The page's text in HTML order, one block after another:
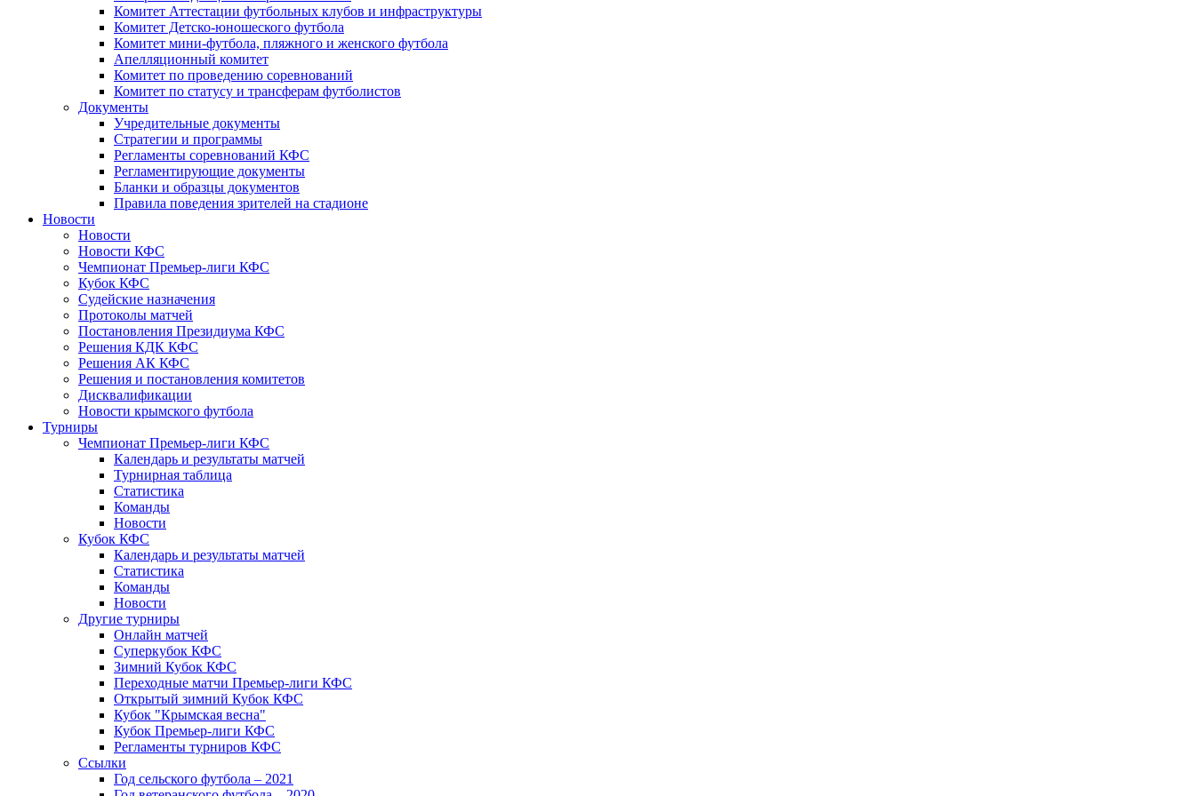
Комитет Аттестации футбольных клубов и инфраструктуры
Комитет Детско-юношеского футбола
Комитет мини-футбола, пляжного и женского футбола
Апелляционный комитет
Комитет по проведению соревнований
Комитет по статусу и трансферам футболистов
Документы
Учредительные документы
Стратегии и программы
Регламенты соревнований КФС
Регламентирующие документы
Бланки и образцы документов
Правила поведения зрителей на стадионе
Новости
Новости
Новости КФС
Чемпионат Премьер-лиги КФС
Кубок КФС
Судейские назначения
Протоколы матчей
Постановления Президиума КФС
Решения КДК КФС
Решения АК КФС
Решения и постановления комитетов
Дисквалификации
Новости крымского футбола
Турниры
Чемпионат Премьер-лиги КФС
Календарь и результаты матчей
Турнирная таблица
Статистика
Команды
Новости
Кубок КФС
Календарь и результаты матчей
Статистика
Команды
Новости
Другие турниры
Онлайн матчей
Суперкубок КФС
Зимний Кубок КФС
Переходные матчи Премьер-лиги КФС
Открытый зимний Кубок КФС
Кубок "Крымская весна"
Кубок Премьер-лиги КФС
Регламенты турниров КФС
Ссылки
Год сельского футбола – 2021